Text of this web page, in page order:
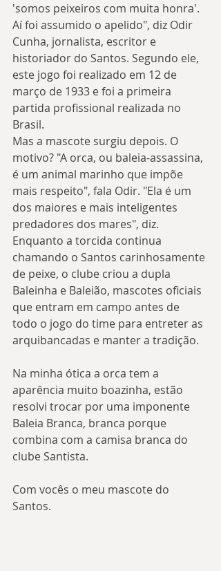
'somos peixeiros com muita honra'.
Aí foi assumido o apelido", diz Odir
Cunha, jornalista, escritor e
historiador do Santos. Segundo ele,
este jogo foi realizado em 12 de
março de 1933 e foi a primeira
partida profissional realizada no
Brasil.
Mas a mascote surgiu depois. O
motivo? "A orca, ou baleia-assassina,
é um animal marinho que impõe
mais respeito", fala Odir. "Ela é um
dos maiores e mais inteligentes
predadores dos mares", diz.
Enquanto a torcida continua
chamando o Santos carinhosamente
de peixe, o clube criou a dupla
Baleinha e Baleião, mascotes oficiais
que entram em campo antes de
todo o jogo do time para entreter as
arquibancadas e manter a tradição.
Na minha ótica a orca tem a
aparência muito boazinha, estão
resolvi trocar por uma imponente
Baleia Branca, branca porque
combina com a camisa branca do
clube Santista.
Com vocês o meu mascote do
Santos.